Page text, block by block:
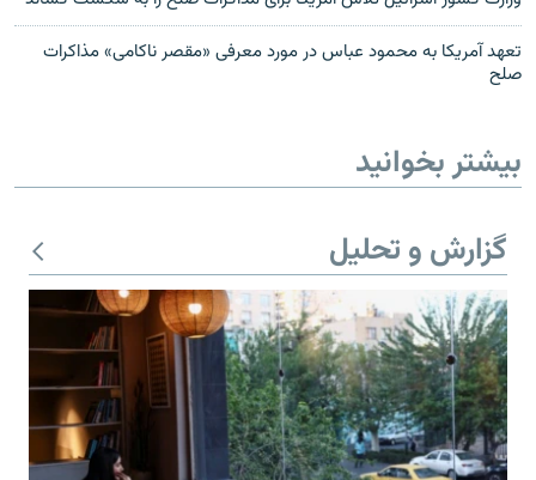
تعهد آمریکا به محمود عباس در مورد معرفی «مقصر ناکامی» مذاکرات
صلح
بیشتر بخوانید
گزارش و تحلیل